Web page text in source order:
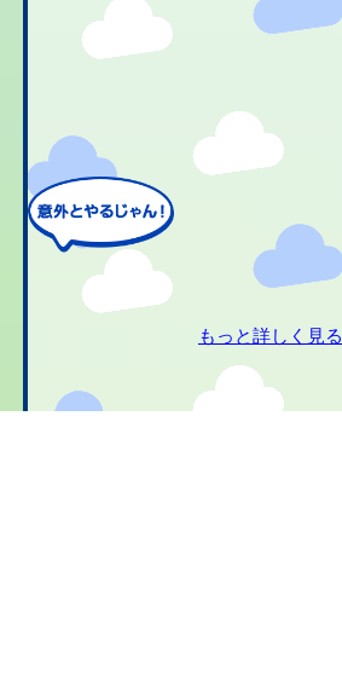
もっと詳しく見る